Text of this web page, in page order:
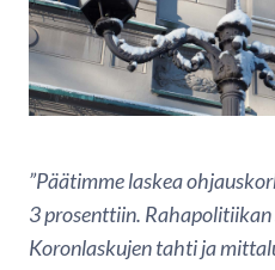
”Päätimme laskea
3 prosenttiin. Rahapolitiikan
Koronlaskujen tahti ja